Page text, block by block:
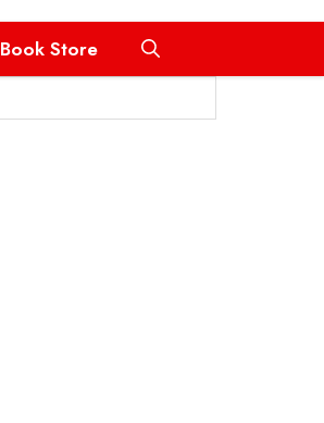
Book Store